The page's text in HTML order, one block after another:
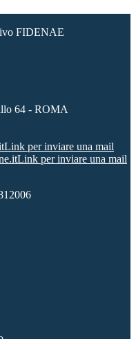
FIDENAE
64 - ROMA
Link per inviare una mail
Link per inviare una mail